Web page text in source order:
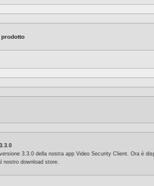
3.3.0 della nostra app Video Security Client. Ora è
nostro download store.